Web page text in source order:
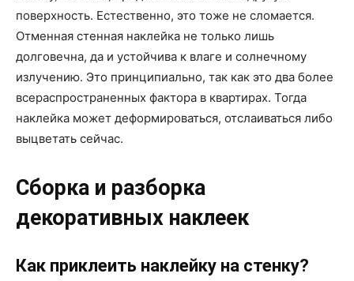
поверхность. Естественно, это тоже не сломается.
Отменная стенная наклейка не только лишь
долговечна, да и устойчива к влаге и солнечному
излучению. Это принципиально, так как это два более
всераспространенных фактора в квартирах. Тогда
наклейка может деформироваться, отслаиваться либо
выцветать сейчас.
Сборка и разборка
декоративных наклеек
Как приклеить наклейку на стенку?